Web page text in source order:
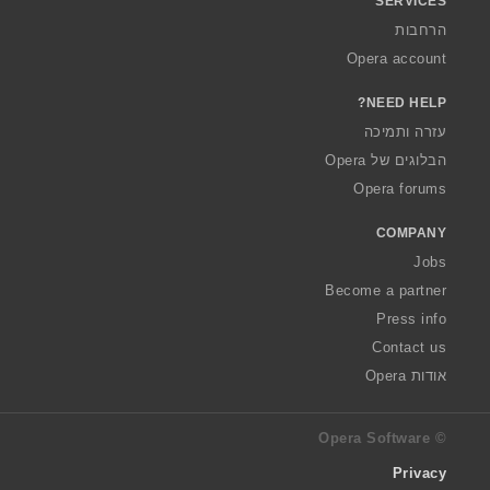
הרחבות
Opera account
NEED HELP?
עזרה ותמיכה
הבלוגים של Opera
Opera forums
COMPANY
Jobs
Become a partner
Press info
Contact us
אודות Opera
© Opera Software
Privacy